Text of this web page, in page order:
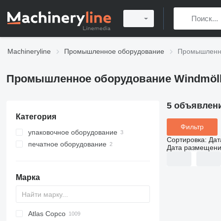
Machineryline Промышленное оборудование
Промышленное оборудование
Категория
упаковочное оборудование
другое упаковочное
печатное оборудование
Марка
PDS
APD
AB
Ensis
VZ
AG3
Atlas Copco
5
Фильтр
Сортировка:
Дата